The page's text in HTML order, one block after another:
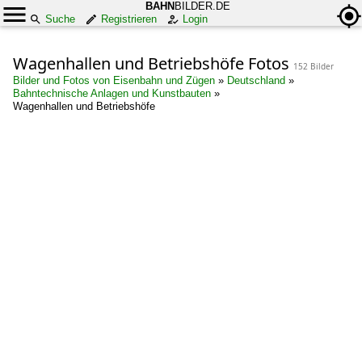
BAHN BILDER.DE
Suche
Registrieren Login
Wagenhallen und Betriebshöfe Fotos 152 Bilder
Bilder und Fotos von Eisenbahn und Zügen » Deutschland »
Bahntechnische Anlagen und Kunstbauten »
Wagenhallen und Betriebshöfe